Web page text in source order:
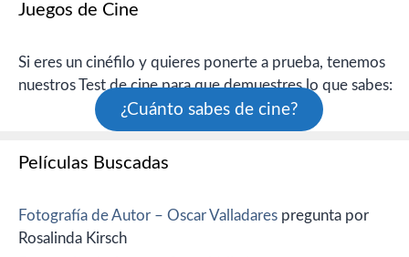
Juegos de Cine
Si eres un cinéfilo y quieres ponerte a prueba, tenemos
nuestros Test de cine para que demuestres lo que sabes:
¿Cuánto sabes de cine?
Películas Buscadas
Fotografía de Autor – Oscar Valladares pregunta por
Rosalinda Kirsch